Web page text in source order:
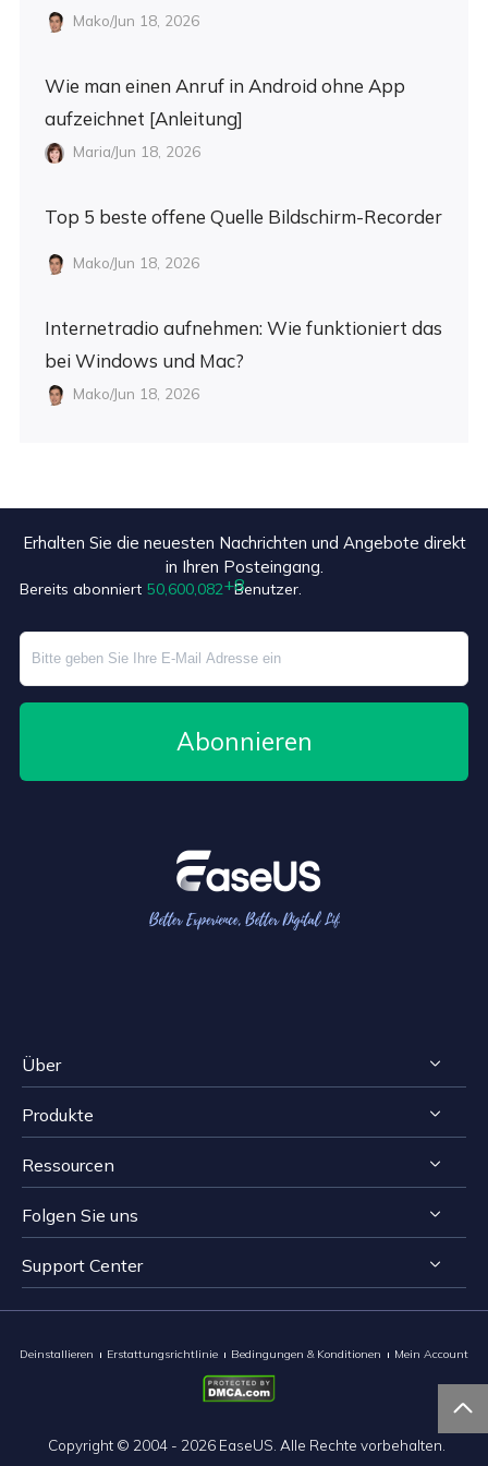
Mako/Jun 18, 2026
Wie man einen Anruf in Android ohne App
aufzeichnet [Anleitung]
Maria/Jun 18, 2026
Top 5 beste offene Quelle Bildschirm-Recorder
Mako/Jun 18, 2026
Internetradio aufnehmen: Wie funktioniert das
bei Windows und Mac?
Mako/Jun 18, 2026
Erhalten Sie die neuesten Nachrichten und Angebote direkt
in Ihren Posteingang.
Bereits abonniert 50,600,090 Benutzer.
Abonnieren
Über
Impressum
Reviews & Awards
Lizenzvereinbarung
Produkte
RecExperts für Windows
RecExperts für Mac
Online Screen Recorder
Ressourcen
Bildschirmaufnahme-Tipps
Mac App Store
Folgen Sie uns
  
Support Center
Deinstallieren Erstattungsrichtlinie Bedingungen & Konditionen Mein Account
Copyright © 2004 - 2026 EaseUS. Alle Rechte vorbehalten.
